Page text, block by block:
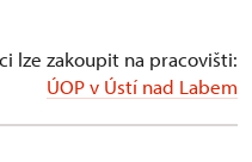
lze zakoupit na pracovišti:
ÚOP v Ústí nad Labem